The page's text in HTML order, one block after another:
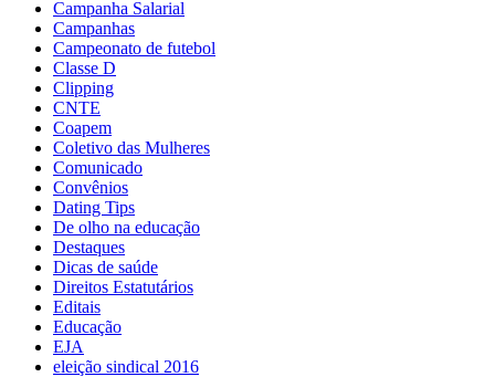
Campanha Salarial
Campanhas
Campeonato de futebol
Classe D
Clipping
CNTE
Coapem
Coletivo das Mulheres
Comunicado
Convênios
Dating Tips
De olho na educação
Destaques
Dicas de saúde
Direitos Estatutários
Editais
Educação
EJA
eleição sindical 2016